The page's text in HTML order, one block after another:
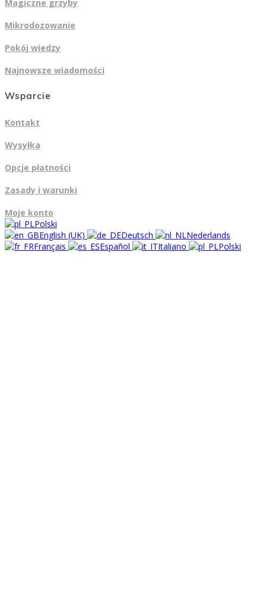
Magiczne grzyby
Mikrodozowanie
Pokój wiedzy
Najnowsze wiadomości
Wsparcie
Kontakt
Wysyłka
Opcje płatności
Zasady i warunki
Moje konto
Polski
English (UK)
Deutsch
Nederlands
Français
Español Italiano Polski